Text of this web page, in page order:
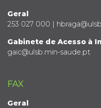
Geral
253 027 000 |
Gabinete de Acesso à
gaic@ulsb.min-saude.pt
FAX
Geral